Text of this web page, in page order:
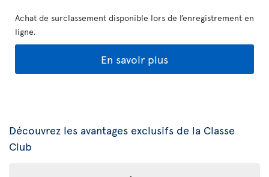
Achat de surclassement disponible lors de l’enregistrement en
ligne.
En savoir plus
Découvrez les avantages exclusifs de la Classe
Club